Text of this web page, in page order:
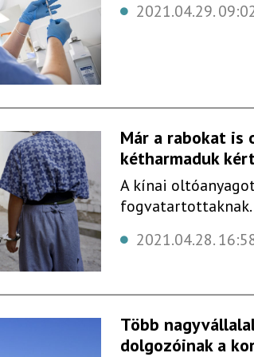
2021.04.29.
Már a rabokat is
kétharmaduk
A kínai
fogvatartottaknak.
2021.04.28.
Több
dolgozóinak a